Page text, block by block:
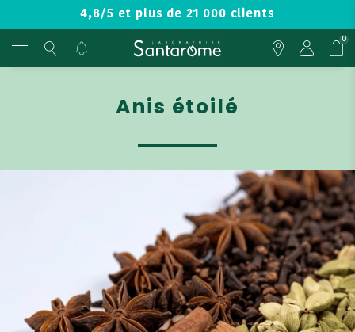
4,8/5 et plus de 21 000 clients
0
Anis étoilé